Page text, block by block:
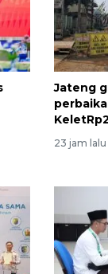
Jateng
23 jam lalu